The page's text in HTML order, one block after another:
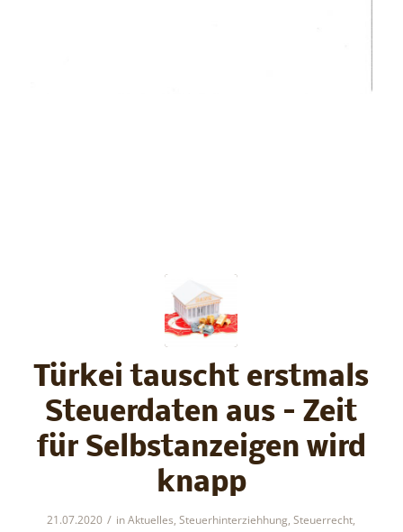
Türkei tauscht erstmals
Steuerdaten aus – Zeit
für Selbstanzeigen wird
knapp
21.07.2020 / inAktuelles,Steuerhinterziehhung,Steuerrecht,